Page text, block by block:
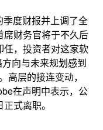
度财报并上调了全
财务官将于不久后
任，投资者对这家软
向与未来规划感到
高层的接连变动，
在声明中表示，公
式离职。